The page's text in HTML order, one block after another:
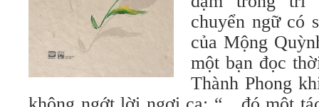
chuyển ngữ có
của Mộng
một bạn đọc
Thành Phong